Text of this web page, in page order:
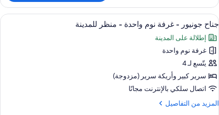
جناح
تنفيذي
-
غرفتا
نوم
استعراض
جميع
صور
جناح
جونيور
-
غرفة
نوم
واحدة
ميني بار ومكتب وستائر تعتيم ومكواة/
3
جناح جونيور - غرفة نوم واحدة - منظر للمدينة
إطلالة على المدينة
غرفة نوم واحدة
يتّسع لـ 4
سرير كبير‫‬ وأريكة سرير (مزدوجة)
اتصال سلكي بالإنترنت مجانًا
المزيد من التفاصيل
المزيد